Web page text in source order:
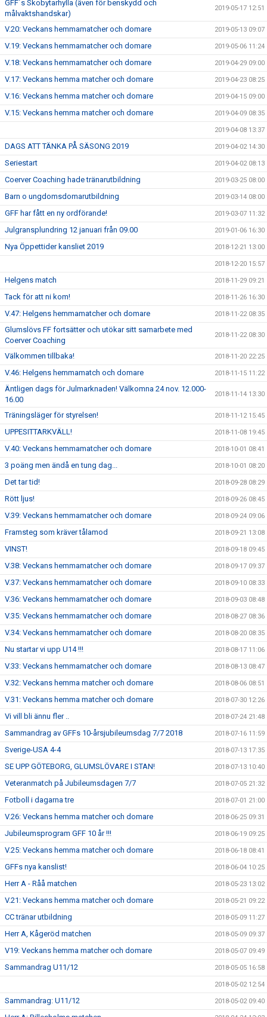
GFF´s Skobytarhylla (även för benskydd och
målvaktshandskar)
2019-05-17 12:51
V.20: Veckans hemmamatcher och domare 2019-05-13 09:07
V.19: Veckans hemmamatcher och domare 2019-05-06 11:24
V.18: Veckans hemmamatcher och domare 2019-04-29 09:00
V.17: Veckans hemma matcher och domare 2019-04-23 08:25
V.16: Veckans hemma matcher och domare 2019-04-15 09:00
V.15: Veckans hemma matcher och domare 2019-04-09 08:35
2019-04-08 13:37
DAGS ATT TÄNKA PÅ SÄSONG 2019 2019-04-02 14:30
Seriestart 2019-04-02 08:13
Coerver Coaching hade tränarutbildning 2019-03-25 08:00
Barn o ungdomsdomarutbildning 2019-03-14 08:00
GFF har fått en ny ordförande! 2019-03-07 11:32
Julgransplundring 12 januari från 09.00 2019-01-06 16:30
Nya Öppettider kansliet 2019 2018-12-21 13:00
2018-12-20 15:57
Helgens match 2018-11-29 09:21
Tack för att ni kom! 2018-11-26 16:30
V.47: Helgens hemmamatcher och domare 2018-11-22 08:35
Glumslövs FF fortsätter och utökar sitt samarbete med
Coerver Coaching
2018-11-22 08:30
Välkommen tillbaka! 2018-11-20 22:25
V.46: Helgens hemmamatch och domare 2018-11-15 11:22
Äntligen dags för Julmarknaden! Välkomna 24 nov. 12.000-
16.00
2018-11-14 13:30
Träningsläger för styrelsen! 2018-11-12 15:45
UPPESITTARKVÄLL! 2018-11-08 19:45
V.40: Veckans hemmamatcher och domare 2018-10-01 08:41
3 poäng men ändå en tung dag... 2018-10-01 08:20
Det tar tid! 2018-09-28 08:29
Rött ljus! 2018-09-26 08:45
V.39: Veckans hemmamatcher och domare 2018-09-24 09:06
Framsteg som kräver tålamod 2018-09-21 13:08
VINST! 2018-09-18 09:45
V.38: Veckans hemmamatcher och domare 2018-09-17 09:37
V.37: Veckans hemmamatcher och domare 2018-09-10 08:33
V.36: Veckans hemmamatcher och domare 2018-09-03 08:48
V.35: Veckans hemmamatcher och domare 2018-08-27 08:36
V.34: Veckans hemmamatcher och domare 2018-08-20 08:35
Nu startar vi upp U14 !!! 2018-08-17 11:06
V.33: Veckans hemmamatcher och domare 2018-08-13 08:47
V.32: Veckans hemma matcher och domare 2018-08-06 08:51
V.31: Veckans hemma matcher och domare 2018-07-30 12:26
Vi vill bli ännu fler .. 2018-07-24 21:48
Sammandrag av GFFs 10-årsjubileumsdag 7/7 2018 2018-07-16 11:59
Sverige-USA 4-4 2018-07-13 17:35
SE UPP GÖTEBORG, GLUMSLÖVARE I STAN! 2018-07-13 10:40
Veteranmatch på Jubileumsdagen 7/7 2018-07-05 21:32
Fotboll i dagarna tre 2018-07-01 21:00
V.26: Veckans hemma matcher och domare 2018-06-25 09:31
Jubileumsprogram GFF 10 år !!! 2018-06-19 09:25
V.25: Veckans hemma matcher och domare 2018-06-18 08:41
GFFs nya kanslist! 2018-06-04 10:25
Herr A - Råå matchen 2018-05-23 13:02
V.21: Veckans hemma matcher och domare 2018-05-21 09:22
CC tränar utbildning 2018-05-09 11:27
Herr A, Kågeröd matchen 2018-05-09 09:37
V19: Veckans hemma matcher och domare 2018-05-07 09:49
Sammandrag U11/12 2018-05-05 16:58
2018-05-02 12:54
Sammandrag: U11/12 2018-05-02 09:40